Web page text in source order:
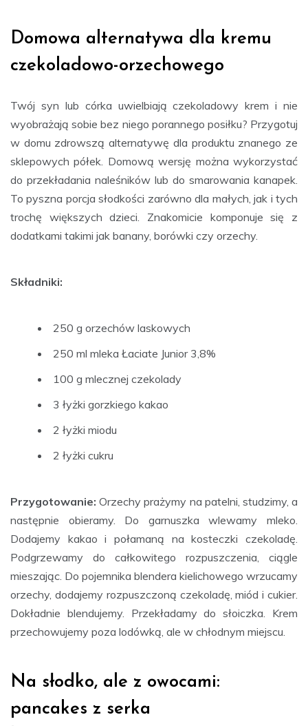
Domowa alternatywa dla kremu
czekoladowo-orzechowego
Twój syn lub córka uwielbiają czekoladowy krem i nie
wyobrażają sobie bez niego porannego posiłku? Przygotuj
w domu zdrowszą alternatywę dla produktu znanego ze
sklepowych półek. Domową wersję można wykorzystać
do przekładania naleśników lub do smarowania kanapek.
To pyszna porcja słodkości zarówno dla małych, jak i tych
trochę większych dzieci. Znakomicie komponuje się z
dodatkami takimi jak banany, borówki czy orzechy.
Składniki:
250 g orzechów laskowych
250 ml mleka Łaciate Junior 3,8%
100 g mlecznej czekolady
3 łyżki gorzkiego kakao
2 łyżki miodu
2 łyżki cukru
Przygotowanie:Orzechy prażymy na patelni, studzimy, a
następnie obieramy. Do garnuszka wlewamy mleko.
Dodajemy kakao i połamaną na kosteczki czekoladę.
Podgrzewamy do całkowitego rozpuszczenia, ciągle
mieszając. Do pojemnika blendera kielichowego wrzucamy
orzechy, dodajemy rozpuszczoną czekoladę, miód i cukier.
Dokładnie blendujemy. Przekładamy do słoiczka. Krem
przechowujemy poza lodówką, ale w chłodnym miejscu.
Na słodko, ale z owocami:
pancakes z serka